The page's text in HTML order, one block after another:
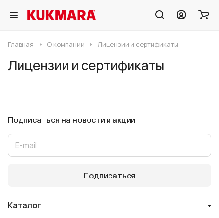
Главная О компании Лицензии и сертификаты
Лицензии и сертификаты
Подписаться на новости и акции
Подписаться
Каталог